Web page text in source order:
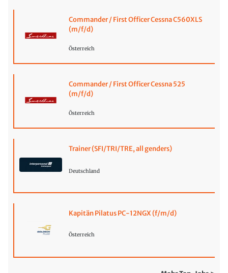
Commander / First Officer Cessna C560XLS
(m/f/d)
Österreich
Commander / First Officer Cessna 525
(m/f/d)
Österreich
Trainer (SFI/TRI/TRE, all genders)
Deutschland
Kapitän Pilatus PC-12NGX (f/m/d)
Österreich